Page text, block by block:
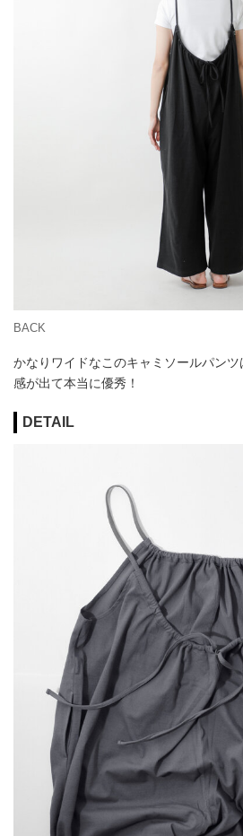
BACK
かなりワイドなこのキャミソールパン
感が出て本当に優秀！
DETAIL